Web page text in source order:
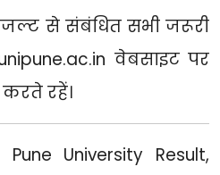
से संबंधित सभी जरूरी
वेबसाइट पर
रहें।
Pune University Result,